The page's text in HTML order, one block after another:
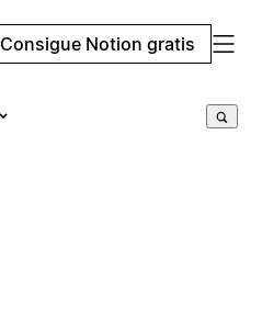
Consigue Notion gratis